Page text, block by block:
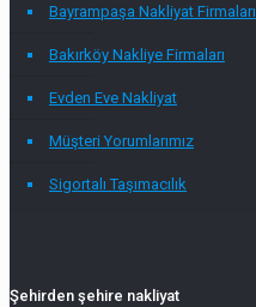
Bayrampaşa Nakliyat Firmaları
Bakırköy Nakliye Firmaları
Evden Eve Nakliyat
Müşteri Yorumlarımız
Sigortalı Taşımacılık
Şehirden şehire nakliyat